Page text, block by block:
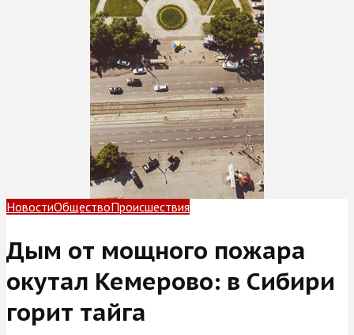
НовостиОбществоПроисшествия
Дым от мощного пожара
окутал Кемерово: в Сибири
горит тайга